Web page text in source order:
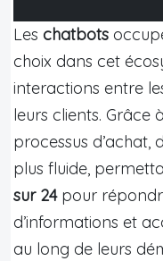
Les chatbots
choix dans cet
interactions entre
leurs clients. Grâce
processus
plus fluide,
sur 24pour
d’informations et
au long de leurs